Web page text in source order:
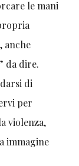
le mani
anche
da dire.
di
per
violenza,
immagine